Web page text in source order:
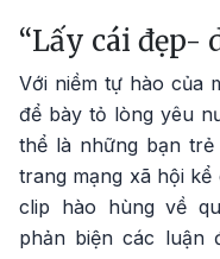
“Lấy cái đẹp-
Với niềm tự hào của
để bày tỏ lòng yêu
thể là những bạn
trang mạng xã hội
clip hào hùng về
phản biện các luận